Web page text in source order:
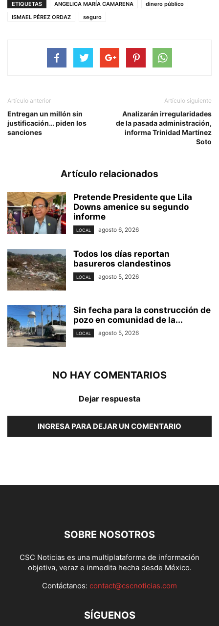
ETIQUETAS ANGELICA MARÍA CAMARENA
dinero público
ISMAEL PÉREZ ORDAZ
seguro
Artículo anterior
Entregan un millón sin
justificación… piden los
sanciones
Artículo siguiente
Analizarán irregularidades
de la pasada administración,
informa Trinidad Martínez
Soto
Artículo relacionados
Pretende Presidente que Lila
Downs amenice su segundo
informe
LOCAL agosto 6, 2026
Todos los días reportan
basureros clandestinos
LOCAL agosto 5, 2026
Sin fecha para la construcción de
pozo en comunidad de la...
LOCAL agosto 5, 2026
NO HAY COMENTARIOS
Dejar respuesta
INGRESA PARA DEJAR UN COMENTARIO
SOBRE NOSOTROS
CSC Noticias es una multiplataforma de información
objetiva, veraz e inmedita hecha desde México.
Contáctanos: contact@cscnoticias.com
SÍGUENOS